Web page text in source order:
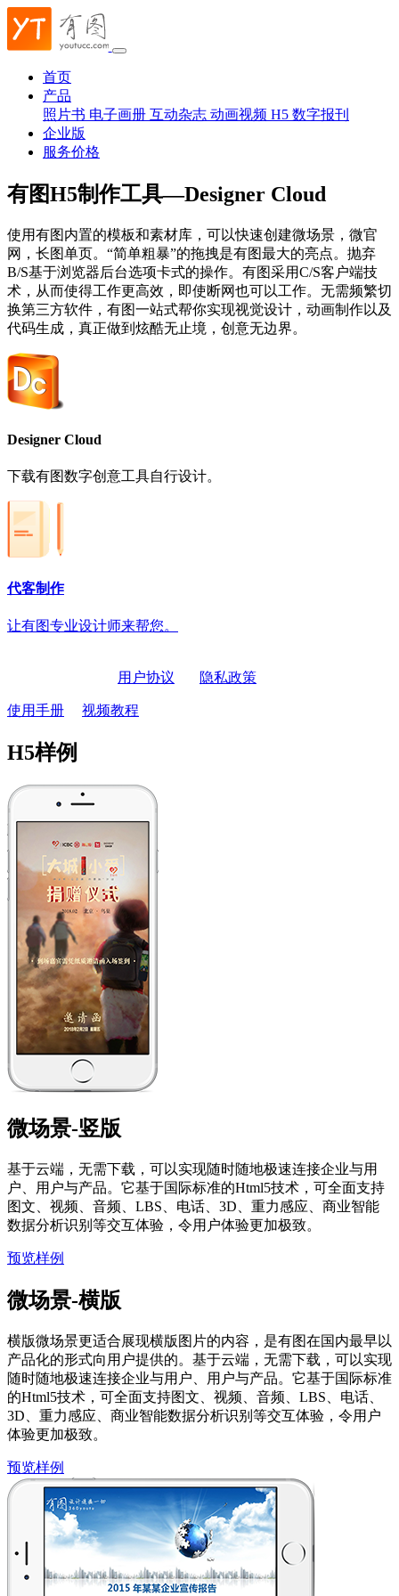
首页
产品
照片书 电子画册 互动杂志 动画视频 H5 数字报刊
企业版
服务价格
有图H5制作工具—Designer Cloud
使用有图内置的模板和素材库，可以快速创建微场景，微官
网，长图单页。“简单粗暴”的拖拽是有图最大的亮点。抛弃
B/S基于浏览器后台选项卡式的操作。有图采用C/S客户端技
术，从而使得工作更高效，即使断网也可以工作。无需频繁切
换第三方软件，有图一站式帮你实现视觉设计，动画制作以及
代码生成，真正做到炫酷无止境，创意无边界。
Designer Cloud
下载有图数字创意工具自行设计。
代客制作
让有图专业设计师来帮您。
用户协议 隐私政策
使用手册 视频教程
H5样例
微场景-竖版
基于云端，无需下载，可以实现随时随地极速连接企业与用
户、用户与产品。它基于国际标准的Html5技术，可全面支持
图文、视频、音频、LBS、电话、3D、重力感应、商业智能
数据分析识别等交互体验，令用户体验更加极致。
预览样例
微场景-横版
横版微场景更适合展现横版图片的内容，是有图在国内最早以
产品化的形式向用户提供的。基于云端，无需下载，可以实现
随时随地极速连接企业与用户、用户与产品。它基于国际标准
的Html5技术，可全面支持图文、视频、音频、LBS、电话、
3D、重力感应、商业智能数据分析识别等交互体验，令用户
体验更加极致。
预览样例